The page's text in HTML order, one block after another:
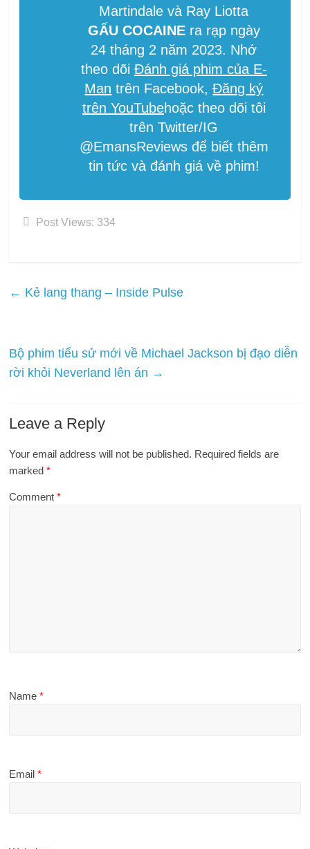
Martindale và Ray Liotta
GẤU COCAINE ra rạp ngày
24 tháng 2 năm 2023. Nhớ
theo dõi Đánh giá phim của E-
Man trên Facebook,Đăng ký
trên YouTubehoặc theo dõi tôi
trên Twitter/IG
@EmansReviews để biết thêm
tin tức và đánh giá về phim!
Post Views: 334
← Kẻ lang thang – Inside Pulse
Bộ phim tiểu sử mới về Michael Jackson bị đạo diễn
rời khỏi Neverland lên án →
Leave a Reply
Your email address will not be published. Required fields are
marked*
Comment*
Name*
Email*